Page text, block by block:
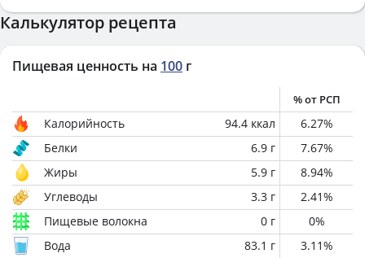
Калькулятор рецепта
Пищевая ценность на 100 г
% от РСП
Калорийность 94.4 ккал 6.27%
Белки
6.9 г 7.67%
Жиры
5.9 г 8.94%
Углеводы
3.3 г 2.41%
Пищевые волокна
0 г 0%
Вода
83.1 г 3.11%